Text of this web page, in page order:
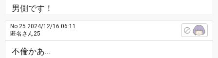
男側です！
No.25 2024/12/16 06:11
匿名さん25
不倫かあ…